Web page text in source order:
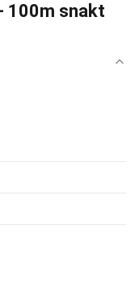
100m snakt